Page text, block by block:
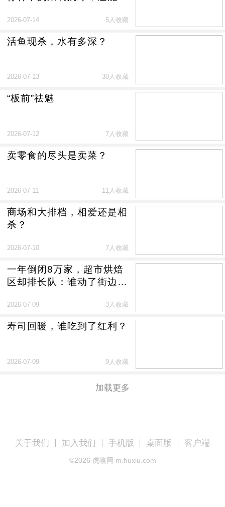
2026-07-14 5人收藏
活鱼现杀，水有多深？
2026-07-13 30人收藏
“板前”祛魅
2026-07-12 7人收藏
卖零食的尽头是卖菜？
2026-07-11 11人收藏
商场和大排档，相爱还是相
杀？
2026-07-10 7人收藏
一年倒闭8万家，超市烘焙
区却排长队：谁动了街边烘
2026-07-09 3人收藏
寿司回暖，谁吃到了红利？
2026-07-09 9人收藏
加载更多
关于我们 加入我们 手机版 桌面版 客户端
©2026 虎嗅网 m.huxiu.com